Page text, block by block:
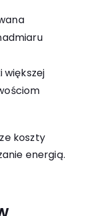
większej
koszty
energią.